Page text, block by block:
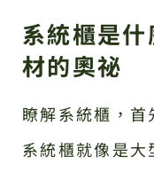
系統櫃是
材的奧祕
瞭解系統櫃，
系統櫃就像是